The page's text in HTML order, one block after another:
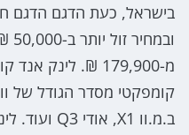
בישראל, כעת הדגם הדגם